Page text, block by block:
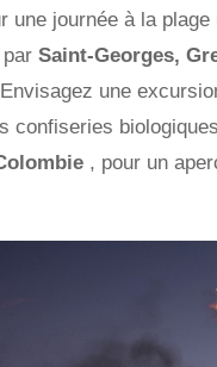
une journée à la
Saint-Georges,
une
confiseries
, pour un